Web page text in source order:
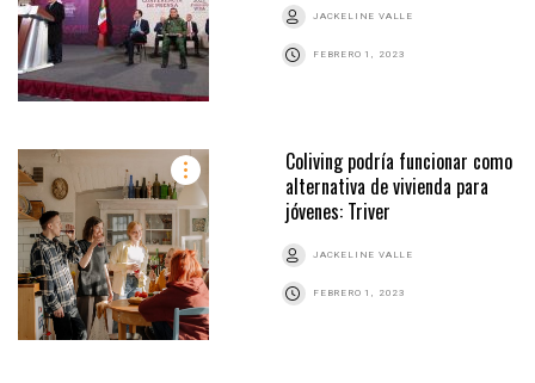
JACKELINE VALLE
FEBRERO 1, 2023
Coliving podría funcionar como
alternativa de vivienda para
jóvenes: Triver
JACKELINE VALLE
FEBRERO 1, 2023